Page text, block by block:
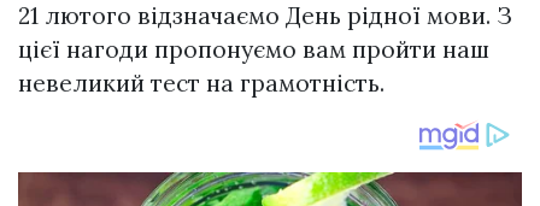
21 лютого відзначаємо День рідної мови. З
цієї нагоди пропонуємо вам пройти наш
невеликий тест на грамотність.